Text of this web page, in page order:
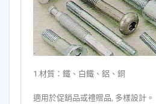
1.材質：鐵、白鐵、鋁、銅
適用於促銷品或禮贈品, 多樣設計。